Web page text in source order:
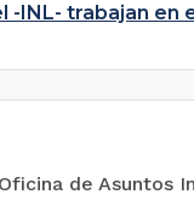
-INL- trabajan
de Asuntos